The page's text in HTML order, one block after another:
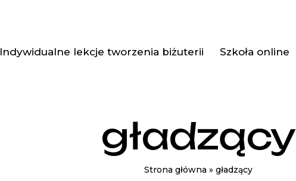
Indywidualne lekcje tworzenia biżuterii Szkoła online
gładzący
Strona główna » gładzący